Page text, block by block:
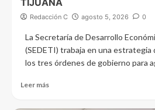
Redacción C agosto 5, 2026 0
La Secretaría de Desarrollo
(SEDETI) trabaja en una estrategia
los tres órdenes de gobierno para
Leer más